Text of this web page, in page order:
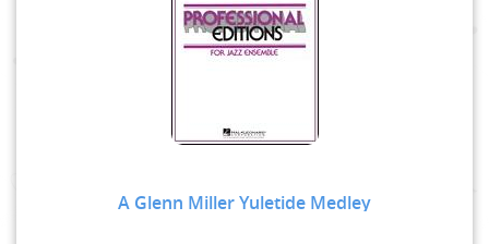
A Glenn Miller Yuletide Medley